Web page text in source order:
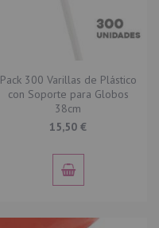
Pack 300 Varillas de Plástico
con Soporte para Globos
38cm
15,50 €